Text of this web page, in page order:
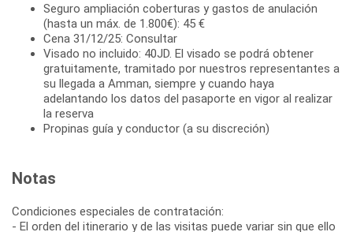
Seguro ampliación coberturas y gastos de anulación
(hasta un máx. de 1.800€): 45 €
Cena 31/12/25: Consultar
Visado no incluido: 40JD. El visado se podrá obtener
gratuitamente, tramitado por nuestros representantes a
su llegada a Amman, siempre y cuando haya
adelantando los datos del pasaporte en vigor al realizar
la reserva
Propinas guía y conductor (a su discreción)
Notas
Condiciones especiales de contratación:
- El orden del itinerario y de las visitas puede variar sin que ello